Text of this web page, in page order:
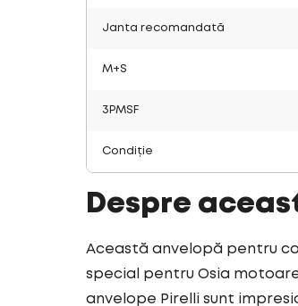
Janta recomandată
M+S
3PMSF
Condiție
Despre
Această anvelopă pentru
special pentru Osia
anvelope Pirelli sunt